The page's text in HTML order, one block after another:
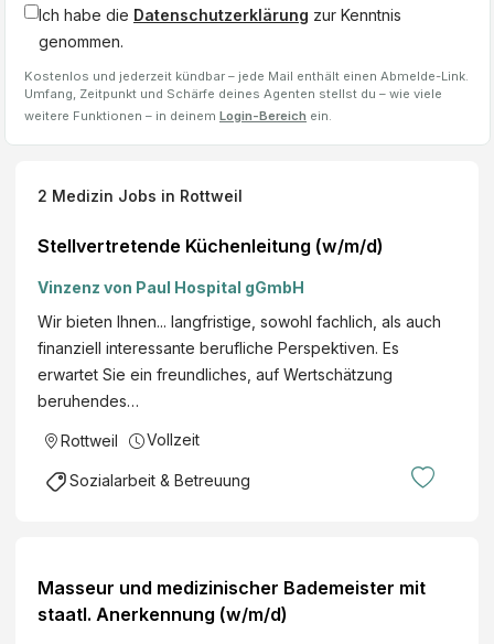
Ich habe die Datenschutzerklärung zur Kenntnis
genommen.
Kostenlos und jederzeit kündbar – jede Mail enthält einen Abmelde-Link.
Umfang, Zeitpunkt und Schärfe deines Agenten stellst du – wie viele
weitere Funktionen – in deinem Login-Bereich ein.
2 Medizin Jobs in Rottweil
Stellvertretende Küchenleitung (w/m/d)
Vinzenz von Paul Hospital gGmbH
Wir bieten Ihnen... langfristige, sowohl fachlich, als auch
finanziell interessante berufliche Perspektiven. Es
erwartet Sie ein freundliches, auf Wertschätzung
beruhendes…
Rottweil Vollzeit
Sozialarbeit & Betreuung
Masseur und medizinischer Bademeister mit
staatl. Anerkennung (w/m/d)